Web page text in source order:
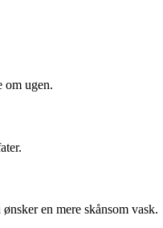
om ugen.
en mere skånsom vask.